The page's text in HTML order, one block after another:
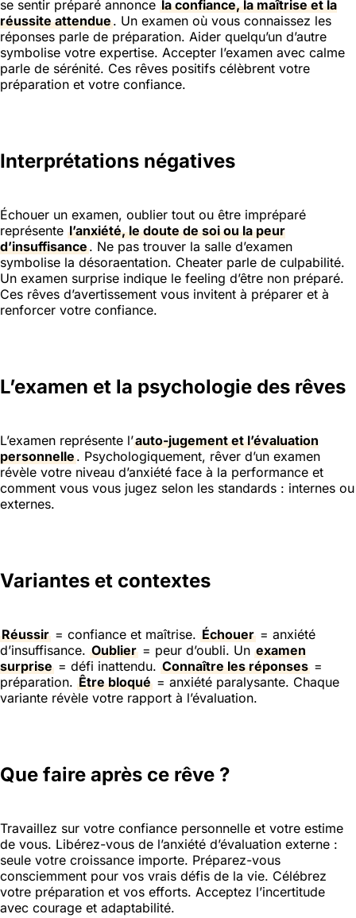
se sentir préparé annonce la confiance, la maîtrise et la
réussite attendue. Un examen où vous connaissez les
réponses parle de préparation. Aider quelqu’un d’autre
symbolise votre expertise. Accepter l’examen avec calme
parle de sérénité. Ces rêves positifs célèbrent votre
préparation et votre confiance.
Interprétations négatives
Échouer un examen, oublier tout ou être impréparé
représente l’anxiété, le doute de soi ou la peur
d’insuffisance. Ne pas trouver la salle d’examen
symbolise la désoraentation. Cheater parle de culpabilité.
Un examen surprise indique le feeling d’être non préparé.
Ces rêves d’avertissement vous invitent à préparer et à
renforcer votre confiance.
L’examen et la psychologie des rêves
L’examen représente l’auto-jugement et l’évaluation
personnelle. Psychologiquement, rêver d’un examen
révèle votre niveau d’anxiété face à la performance et
comment vous vous jugez selon les standards : internes ou
externes.
Variantes et contextes
Réussir = confiance et maîtrise. Échouer = anxiété
d’insuffisance. Oublier = peur d’oubli. Un examen
surprise = défi inattendu. Connaître les réponses =
préparation. Être bloqué = anxiété paralysante. Chaque
variante révèle votre rapport à l’évaluation.
Que faire après ce rêve ?
Travaillez sur votre confiance personnelle et votre estime
de vous. Libérez-vous de l’anxiété d’évaluation externe :
seule votre croissance importe. Préparez-vous
consciemment pour vos vrais défis de la vie. Célébrez
votre préparation et vos efforts. Acceptez l’incertitude
avec courage et adaptabilité.